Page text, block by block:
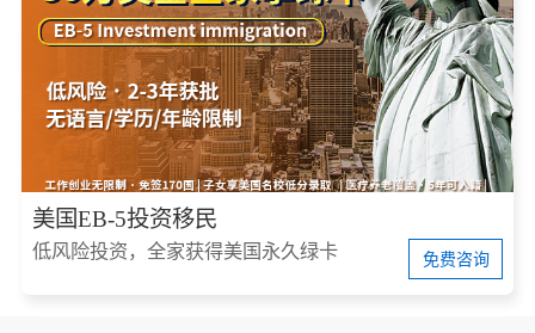
美国EB-5投资移民
低风险投资，全家获得美国永久绿卡 免费咨询